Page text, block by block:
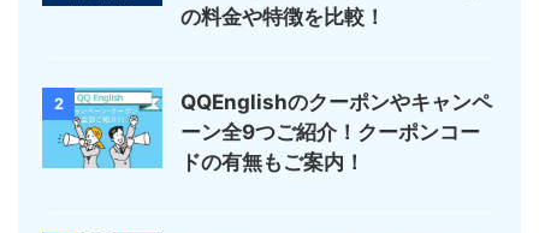
の料金や特徴を比較！
2
QQEnglishのクーポンやキャンペ
ーン全9つご紹介！クーポンコー
ドの有無もご案内！